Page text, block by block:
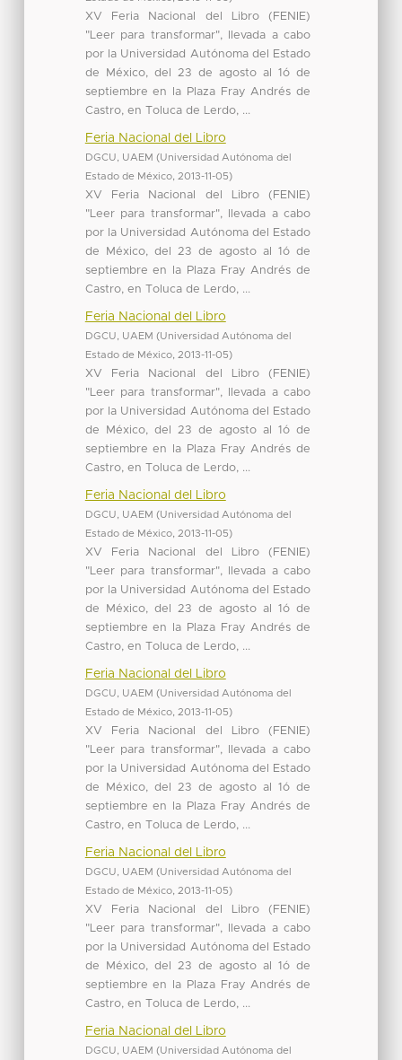
XV Feria Nacional del Libro (FENIE)
"Leer para transformar", llevada a cabo
por la Universidad Autónoma del Estado
de México, del 23 de agosto al 1ó de
septiembre en la Plaza Fray Andrés de
Castro, en Toluca de Lerdo, ...
Feria Nacional del Libro
DGCU, UAEM (Universidad Autónoma del
Estado de México, 2013-11-05)
XV Feria Nacional del Libro (FENIE)
"Leer para transformar", llevada a cabo
por la Universidad Autónoma del Estado
de México, del 23 de agosto al 1ó de
septiembre en la Plaza Fray Andrés de
Castro, en Toluca de Lerdo, ...
Feria Nacional del Libro
DGCU, UAEM (Universidad Autónoma del
Estado de México, 2013-11-05)
XV Feria Nacional del Libro (FENIE)
"Leer para transformar", llevada a cabo
por la Universidad Autónoma del Estado
de México, del 23 de agosto al 1ó de
septiembre en la Plaza Fray Andrés de
Castro, en Toluca de Lerdo, ...
Feria Nacional del Libro
DGCU, UAEM (Universidad Autónoma del
Estado de México, 2013-11-05)
XV Feria Nacional del Libro (FENIE)
"Leer para transformar", llevada a cabo
por la Universidad Autónoma del Estado
de México, del 23 de agosto al 1ó de
septiembre en la Plaza Fray Andrés de
Castro, en Toluca de Lerdo, ...
Feria Nacional del Libro
DGCU, UAEM (Universidad Autónoma del
Estado de México, 2013-11-05)
XV Feria Nacional del Libro (FENIE)
"Leer para transformar", llevada a cabo
por la Universidad Autónoma del Estado
de México, del 23 de agosto al 1ó de
septiembre en la Plaza Fray Andrés de
Castro, en Toluca de Lerdo, ...
Feria Nacional del Libro
DGCU, UAEM (Universidad Autónoma del
Estado de México, 2013-11-05)
XV Feria Nacional del Libro (FENIE)
"Leer para transformar", llevada a cabo
por la Universidad Autónoma del Estado
de México, del 23 de agosto al 1ó de
septiembre en la Plaza Fray Andrés de
Castro, en Toluca de Lerdo, ...
Feria Nacional del Libro
DGCU, UAEM (Universidad Autónoma del